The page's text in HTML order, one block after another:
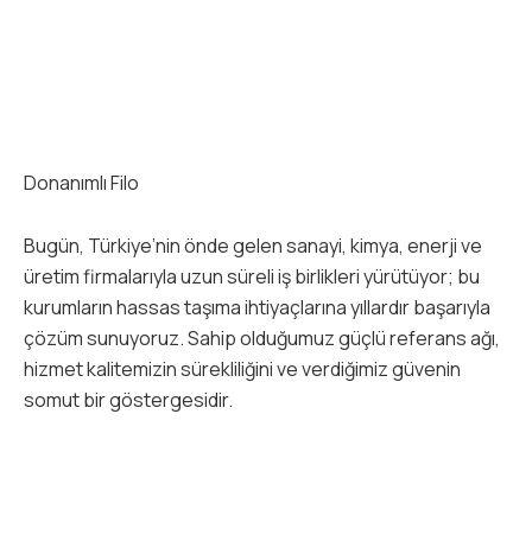
Donanımlı Filo
Bugün, Türkiye’nin önde gelen sanayi, kimya, enerji ve
üretim firmalarıyla uzun süreli iş birlikleri yürütüyor; bu
kurumların hassas taşıma ihtiyaçlarına yıllardır başarıyla
çözüm sunuyoruz. Sahip olduğumuz güçlü referans ağı,
hizmet kalitemizin sürekliliğini ve verdiğimiz güvenin
somut bir göstergesidir.